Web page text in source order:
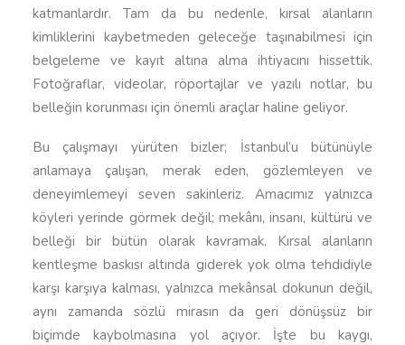
katmanlardır. Tam da bu nedenle, kırsal alanların
kimliklerini kaybetmeden geleceğe taşınabilmesi için
belgeleme ve kayıt altına alma ihtiyacını hissettik.
Fotoğraflar, videolar, röportajlar ve yazılı notlar, bu
belleğin korunması için önemli araçlar haline geliyor.
Bu çalışmayı yürüten bizler; İstanbul’u bütünüyle
anlamaya çalışan, merak eden, gözlemleyen ve
deneyimlemeyi seven sakinleriz. Amacımız yalnızca
köyleri yerinde görmek değil; mekânı, insanı, kültürü ve
belleği bir bütün olarak kavramak. Kırsal alanların
kentleşme baskısı altında giderek yok olma tehdidiyle
karşı karşıya kalması, yalnızca mekânsal dokunun değil,
aynı zamanda sözlü mirasın da geri dönüşsüz bir
biçimde kaybolmasına yol açıyor. İşte bu kaygı,